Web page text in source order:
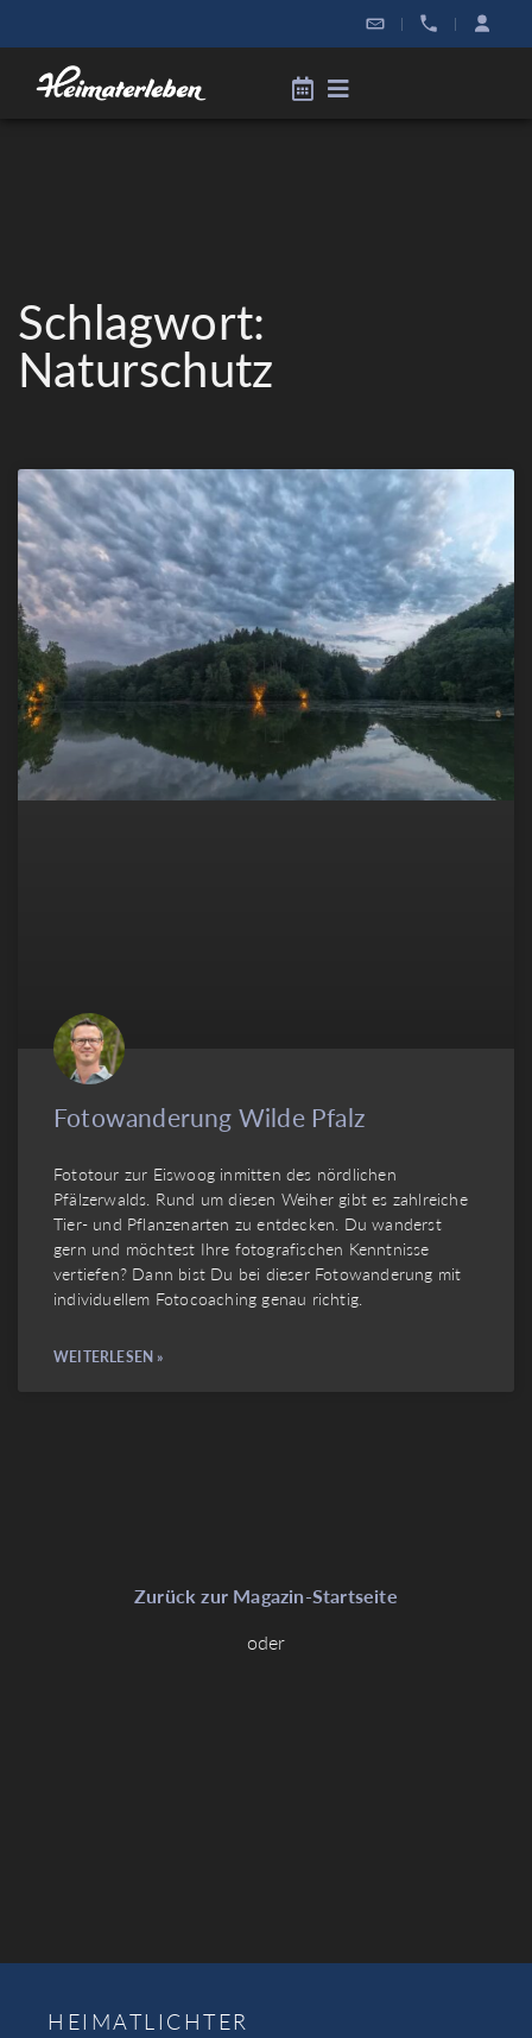
| |
Schlagwort:
Naturschutz
Fotowanderung Wilde Pfalz
Fototour zur Eiswoog inmitten des nördlichen
Pfälzerwalds. Rund um diesen Weiher gibt es zahlreiche
Tier- und Pflanzenarten zu entdecken. Du wanderst
gern und möchtest Ihre fotografischen Kenntnisse
vertiefen? Dann bist Du bei dieser Fotowanderung mit
individuellem Fotocoaching genau richtig.
WEITERLESEN »
Zurück zur Magazin-Startseite
oder
HEIMATLICHTER